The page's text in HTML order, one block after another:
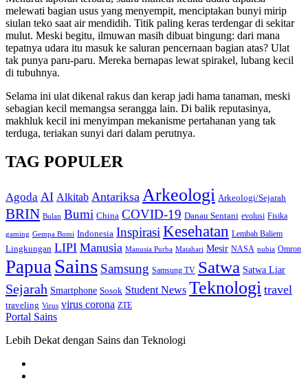
melewati bagian usus yang menyempit, menciptakan bunyi mirip
siulan teko saat air mendidih. Titik paling keras terdengar di sekitar
mulut. Meski begitu, ilmuwan masih dibuat bingung: dari mana
tepatnya udara itu masuk ke saluran pencernaan bagian atas? Ulat
tak punya paru-paru. Mereka bernapas lewat spirakel, lubang kecil
di tubuhnya.
Selama ini ulat dikenal rakus dan kerap jadi hama tanaman, meski
sebagian kecil memangsa serangga lain. Di balik reputasinya,
makhluk kecil ini menyimpan mekanisme pertahanan yang tak
terduga, teriakan sunyi dari dalam perutnya.
TAG POPULER
Agoda AI Alkitab Antariksa Arkeologi Arkeologi/Sejarah
BRIN Bulan Bumi China COVID-19 Danau Sentani evolusi Fisika
gaming Gempa Bumi Indonesia InspirasiKesehatan Lembah Baliem
Lingkungan LIPI Manusia Manusia Purba Matahari Mesir NASA nubia Omron
Papua Sains Samsung Samsung TV Satwa Satwa Liar
Sejarah Smartphone Sosok Student News Teknologi travel
traveling Virus virus corona ZTE
Portal Sains
Lebih Dekat dengan Sains dan Teknologi